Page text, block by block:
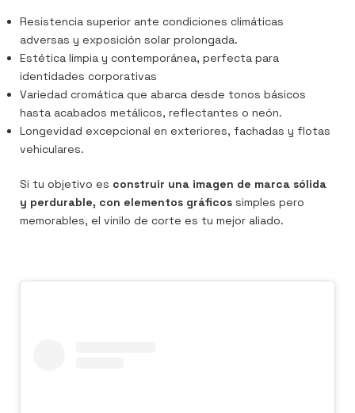
Resistencia superior ante condiciones climáticas
adversas y exposición solar prolongada.
Estética limpia y contemporánea, perfecta para
identidades corporativas
Variedad cromática que abarca desde tonos básicos
hasta acabados metálicos, reflectantes o neón.
Longevidad excepcional en exteriores, fachadas y flotas
vehiculares.
Si tu objetivo es construir una imagen de marca sólida
y perdurable, con elementos gráficos simples pero
memorables, el vinilo de corte es tu mejor aliado.